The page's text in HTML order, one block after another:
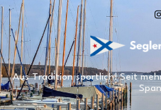
Aus Tradition sportlich! Seit